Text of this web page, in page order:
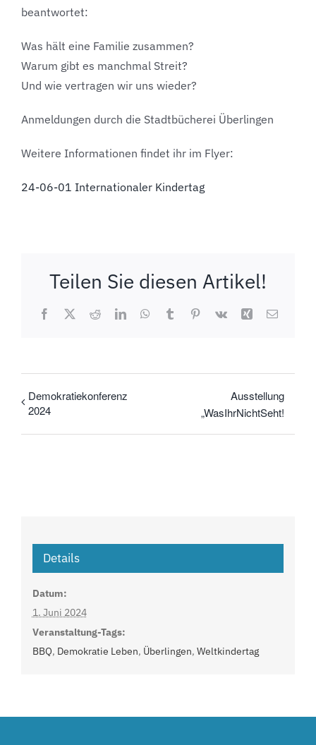
beantwortet:
Was hält eine Familie zusammen?
Warum gibt es manchmal Streit?
Und wie vertragen wir uns wieder?
Anmeldungen durch die Stadtbücherei Überlingen
Weitere Informationen findet ihr im Flyer:
24-06-01 Internationaler Kindertag
Teilen Sie diesen Artikel!
Facebook
X RedditLinkedInWhatsApp
TumblrPinterest
Vk Xing E-
Demokratiekonferenz
2024
Ausstellung
„WasIhrNichtSeht!
Details
Datum:
1. Juni 2024
Veranstaltung-Tags:
BBQ, Demokratie Leben, Überlingen, Weltkindertag